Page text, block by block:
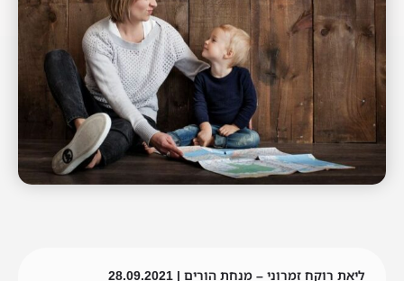
ליאת רוקח זמרוני – מנחת הורים | 28.09.2021